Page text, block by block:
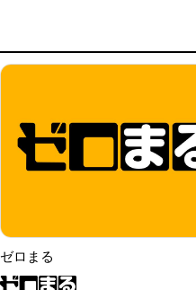
ゼロまる